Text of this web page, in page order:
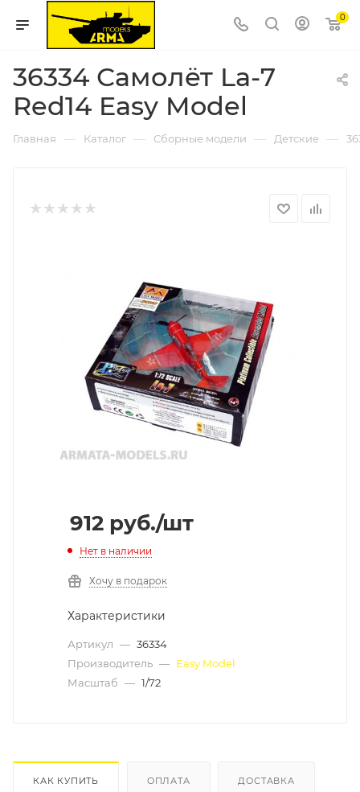
0
36334 Самолёт La-7
Red14 Easy Model
Главная — Каталог — Сборные модели — Детские —
912 руб./шт
Нет в наличии
Хочу в подарок
Характеристики
Артикул — 36334
Производитель — Easy Model
Масштаб — 1/72
КАК КУПИТЬ ОПЛАТА ДОСТАВКА